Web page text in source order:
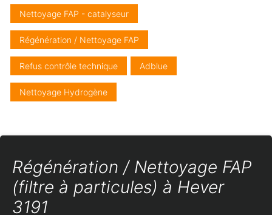
Nettoyage FAP - catalyseur
Régénération / Nettoyage FAP
Refus contrôle technique Adblue
Nettoyage Hydrogène
Régénération / Nettoyage FAP
(filtre à particules) à Hever
3191